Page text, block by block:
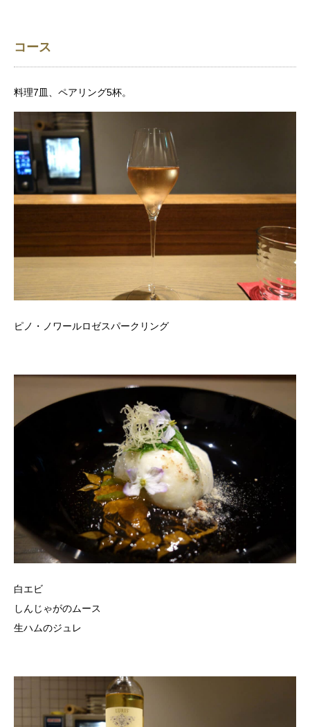
コース
料理7皿、ペアリング5杯。
ピノ・ノワールロゼスパークリング
白エビ
しんじゃがのムース
生ハムのジュレ